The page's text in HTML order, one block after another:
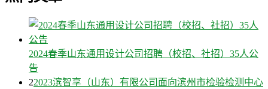
2024春季山东通用设计公司招聘（校招、社招）35人公
告
22023滨智享（山东）有限公司面向滨州市检验检测中心